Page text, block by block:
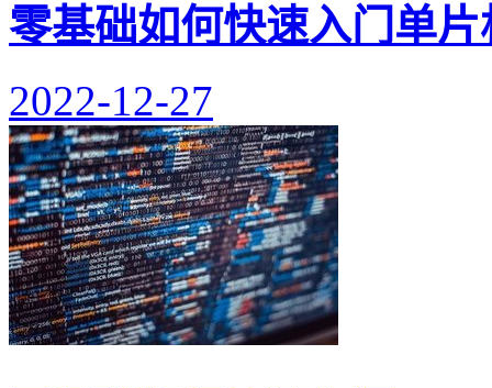
零基础如何快速入门单片
2022-12-27